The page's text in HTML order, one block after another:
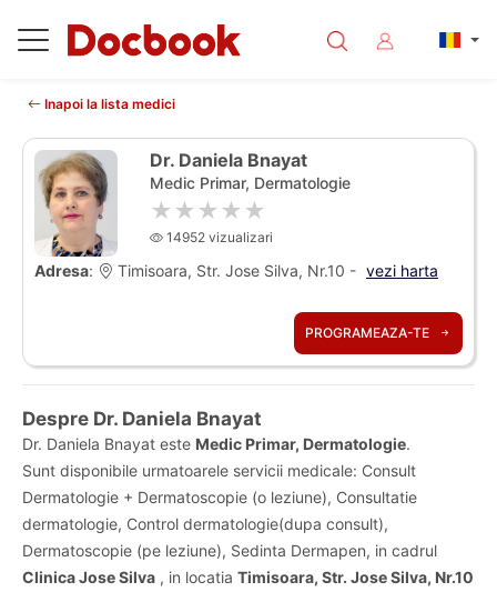
Inapoi la lista medici
Dr. Daniela Bnayat
Medic Primar, Dermatologie
★★★★★
14952 vizualizari
Adresa: Timisoara, Str. Jose Silva, Nr.10 - vezi harta
PROGRAMEAZA-TE
Despre Dr. Daniela Bnayat
Dr. Daniela Bnayat este Medic Primar, Dermatologie.
Sunt disponibile urmatoarele servicii medicale: Consult
Dermatologie + Dermatoscopie (o leziune), Consultatie
dermatologie, Control dermatologie(dupa consult),
Dermatoscopie (pe leziune), Sedinta Dermapen, in cadrul
Clinica Jose Silva , in locatia Timisoara, Str. Jose Silva, Nr.10